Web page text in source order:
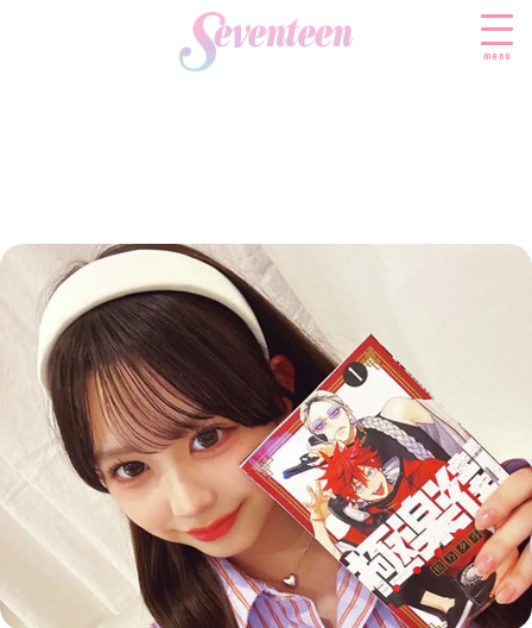
menu
FASHION
ファッションニュース
モデル私服
着回し
着痩せ
BEAUTY
ビューティニュース
トレンドメイク
ベストコスメ
ヘアアレンジ・ヘアケア
スキンケア
ボディケア
SCHOOL
スクールニュース
制服コーデ
学校ヘアメイク
勉強・受験・進路
ENTERTAINMENT
エンタメニュース
なにわ男子
K-POP
LIFESTYLE
ライフスタイルニュース
JKランキング・アワード
モデルの購入品
おでかけ
JK TREND
JKトレンドニュース
MODELS
MODEL'S BLOG